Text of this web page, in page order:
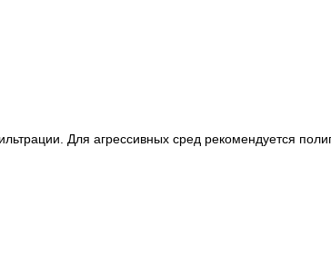
Для агрессивных сред рекомендуется